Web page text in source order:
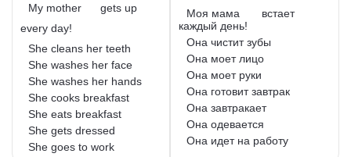
My mother
gets up
every day!
She cleans her teeth
She washes her face
She washes her hands
She cooks breakfast
She eats breakfast
She gets dressed
She goes to work
Моя мама
встает
каждый день!
Она чистит зубы
Она моет лицо
Она моет руки
Она готовит завтрак
Она завтракает
Она одевается
Она идет на работу